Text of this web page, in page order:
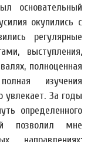
основательный
окупились с
регулярные
выступления,
полноценная
изучения
увлекает. За годы
определенного
позволил мне